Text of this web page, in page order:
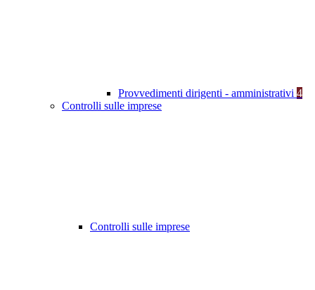
Provvedimenti dirigenti - amministrativi 4
Controlli sulle imprese
Controlli sulle imprese